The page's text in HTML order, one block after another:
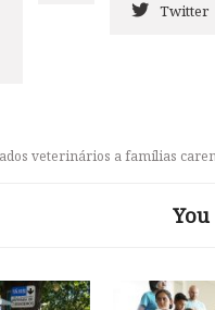
Twitter
veterinários a famílias